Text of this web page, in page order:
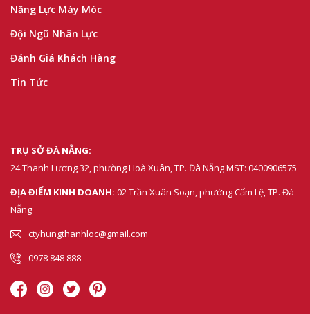
Năng Lực Máy Móc
Đội Ngũ Nhân Lực
Đánh Giá Khách Hàng
Tin Tức
TRỤ SỞ ĐÀ NẴNG:
24 Thanh Lương 32, phường Hoà Xuân, TP. Đà NẵngMST: 0400906575
ĐỊA ĐIỂM KINH DOANH: 02 Trần Xuân Soạn, phường Cẩm Lệ, TP. Đà
Nẵng
ctyhungthanhloc@gmail.com
0978 848 888